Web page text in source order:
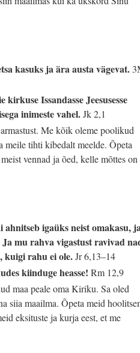
kasuks ja ära austa vägevat.
Issandasse Jeesusesse
inimeste vahel.Jk 2,1
Me kõik oleme poolikud
meile tihti kibedalt meelde. Õpeta
vennad ja õed, kelle mõttes on
ahnitseb igaüks neist omakasu,
mu rahva vigastust ravivad
kuigi rahu ei ole.Jr 6,13–14
kiinduge heasse!Rm 12,9
maa peale oma Kiriku. Sa oled
siia maailma. Õpeta meid
eksituste ja kurja eest, et me